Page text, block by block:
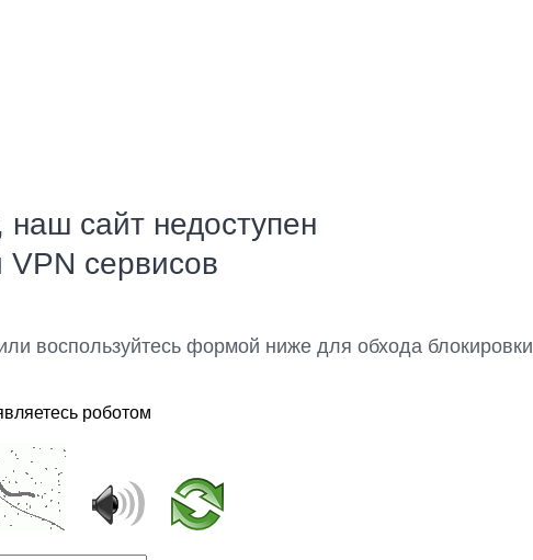
сайт недоступен
VPN сервисов
воспользуйтесь формой ниже для обхода блокировки
роботом